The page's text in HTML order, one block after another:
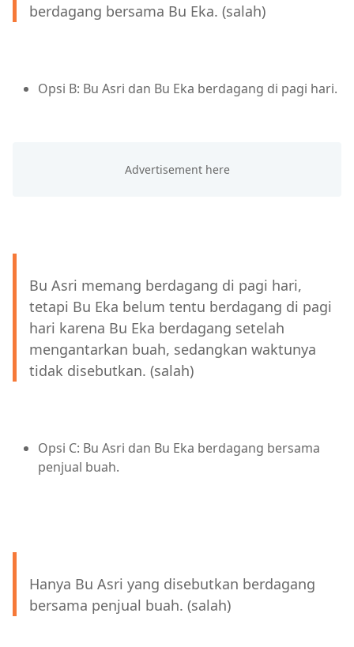
berdagang bersama Bu Eka. (salah)
Opsi B: Bu Asri dan Bu Eka berdagang di pagi hari.
Bu Asri memang berdagang di pagi hari,
tetapi Bu Eka belum tentu berdagang di pagi
hari karena Bu Eka berdagang setelah
mengantarkan buah, sedangkan waktunya
tidak disebutkan. (salah)
Opsi C: Bu Asri dan Bu Eka berdagang bersama
penjual buah.
Hanya Bu Asri yang disebutkan berdagang
bersama penjual buah. (salah)